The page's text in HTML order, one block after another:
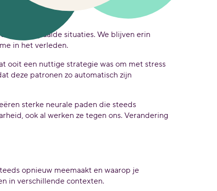
in bepaalde situaties. We blijven erin
in het verleden.
ooit een nuttige strategie was om met stress
deze patronen zo automatisch zijn
sterke neurale paden die steeds
ook al werken ze tegen ons. Verandering
opnieuw meemaakt en waarop je
in verschillende contexten.